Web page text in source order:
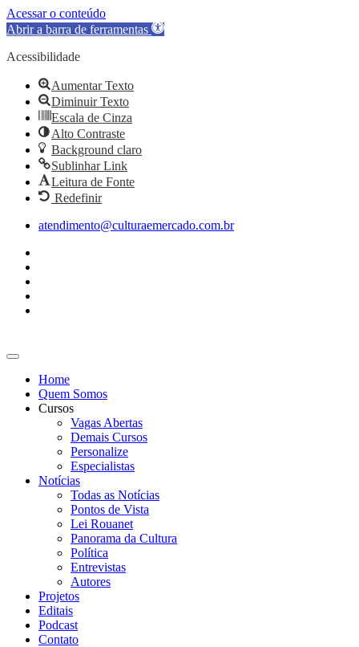
Acessar o conteúdo
Abrir a barra de ferramentas
Acessibilidade
Aumentar Texto
Diminuir Texto
Escala de Cinza
Alto Contraste
Background claro
Sublinhar Link
Leitura de Fonte
Redefinir
conteúdo
atendimento@culturaemercado.com.br
Home
Quem Somos
Cursos
Vagas Abertas
Demais Cursos
Personalize
Especialistas
Notícias
Todas as Notícias
Pontos de Vista
Lei Rouanet
Panorama da Cultura
Política
Entrevistas
Autores
Projetos
Editais
Podcast
Contato